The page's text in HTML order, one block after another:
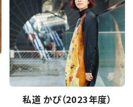
私道 かぴ（2023年度）